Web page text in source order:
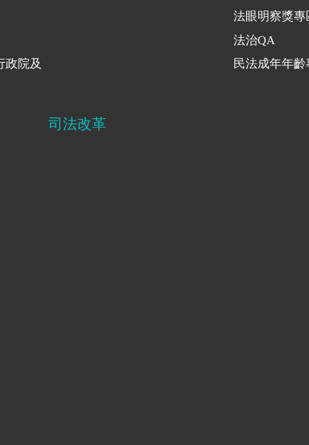
政院及
法眼明察獎專
法治QA
民法成年年齡
司法改革